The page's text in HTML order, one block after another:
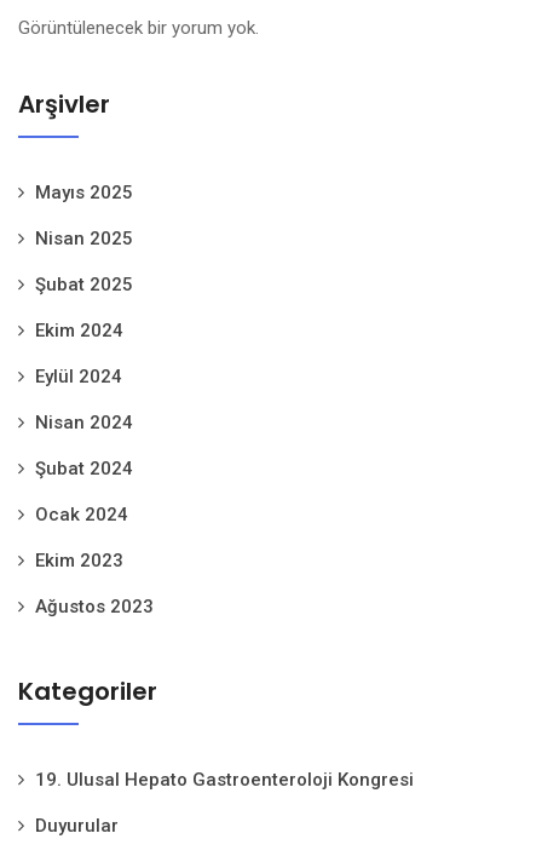
Görüntülenecek bir yorum yok.
Arşivler
Mayıs 2025
Nisan 2025
Şubat 2025
Ekim 2024
Eylül 2024
Nisan 2024
Şubat 2024
Ocak 2024
Ekim 2023
Ağustos 2023
Kategoriler
19. Ulusal Hepato Gastroenteroloji Kongresi
Duyurular